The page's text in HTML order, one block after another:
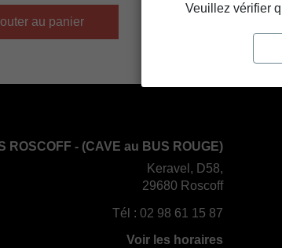
au panier
ROSCOFF - (CAVE au BUS ROUGE)
Keravel, D58,
29680 Roscoff
Tél : 02 98 61 15 87
Voir les horaires
Veuillez vérifier